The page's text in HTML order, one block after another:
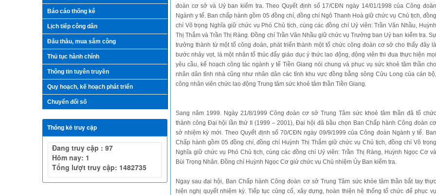
Báo cáo thống kê
Lịch tiếp công dân
Đấu thầu, mua sắm công
Thủ tục hành chính
Thông tin tuyên truyền
Quy hoạch, kế hoạch phát triển
Chuyển đổi số
Thống kê truy cập
Đang truy cập : 97
Hôm nay: 1
Tổng lượt truy cập: 1482735
đoàn cơ sở và Uỷ ban kiểm tra. Theo Quyết định số 17/CĐN ngày 14/01/1998 của Công đoàn
Ngành y tế. Ban chấp hành gồm 05 đồng chí, đồng chí Ngô Thanh Hoà giữ chức vụ Chủ tịch, đồng
chí Võ trọng Nghĩa giữ chức vụ Phó Chủ tịch, cùng các đồng chí Uỷ viên: Trần Văn Nhầu, Huỳnh
Thị Thắm và Trần Thị Ràng. Đồng chí Trần Văn Nhầu giữ chức vụ Trưởng ban Uỷ ban kiểm tra. Sự
trưởng thành từ một tổ công đoàn, phát triển thành một tổ chức công đoàn cơ sở cho thấy đây là
bước nhảy vọt, là một nhân tổ thúc đẩy giáo dục ý thức lao động, động viên thi đua thực hiện mọi
yêu cầu, kế hoạch công tác ngành y tế Tiền Giang nói chung và phục vụ sức khoẻ tâm thần cho
nhân dân tỉnh nhà cũng như nhân dân các tỉnh khu vực đồng bằng sông Cửu Long của cán bộ,
công nhân viên chức lao động Trung tâm sức khoẻ tâm thần Tiền Giang.
Sang năm 1999. Ngày 21/8/1999 Công đoàn cơ sở Trung Tâm sức khoẻ tâm thần đã tổ chức
thành công Đại hội lần thứ II (1999 – 2001), Đại hội đã bầu chọn Ban Chấp hành Công đoàn cơ
sở nhiệm kỳ mới. Theo Quyết định số 70/CĐN ngày 09/9/1999 của Công đoàn Ngành y tế. Ban
Chấp hành gồm 05 đồng chí, đồng chí Huỳnh Thị Thắm giữ chức vụ Chủ tịch, đồng chí Võ trọng
Nghĩa giữ chức vụ Phó Chủ tịch, cùng các đồng chí Uỷ viên: Trần Thị Ràng, Huỳnh Ngọc Cơ và
Bùi Trọng Nhân. Đồng chí Huỳnh Ngọc Cơ giử chức vụ Chủ nhiệm Ủy Ban kiểm tra.
Ngay sau đại hội, Ban Chấp hành Công đoàn cơ sở Trung Tâm sức khỏe tâm thần bắt tay thực
hiện nghị quyết nhiệm kỳ. Tiếp tục củng cố, xây dựng, hoàn thiện hệ thống tổ chức để phục vụ